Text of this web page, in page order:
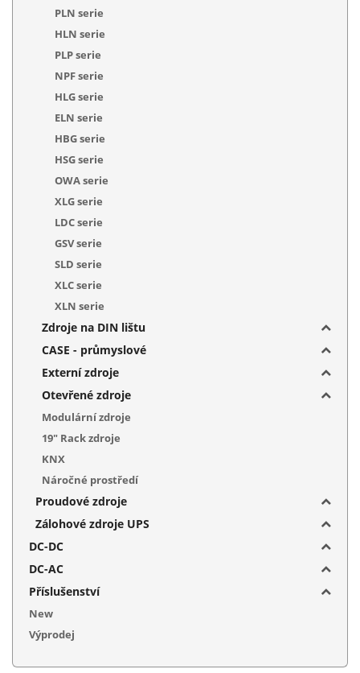
PLN serie
HLN serie
PLP serie
NPF serie
HLG serie
ELN serie
HBG serie
HSG serie
OWA serie
XLG serie
LDC serie
GSV serie
SLD serie
XLC serie
XLN serie
Zdroje na DIN lištu
CASE - průmyslové
Externí zdroje
Otevřené zdroje
Modulární zdroje
19" Rack zdroje
KNX
Náročné prostředí
Proudové zdroje
Zálohové zdroje UPS
DC-DC
DC-AC
Příslušenství
New
Výprodej